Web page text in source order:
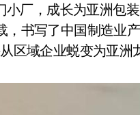
，苏泊尔开始靠“擦边”续命
小厂，成长为亚洲包
，书写了中国制造业
区域企业蜕变为亚洲